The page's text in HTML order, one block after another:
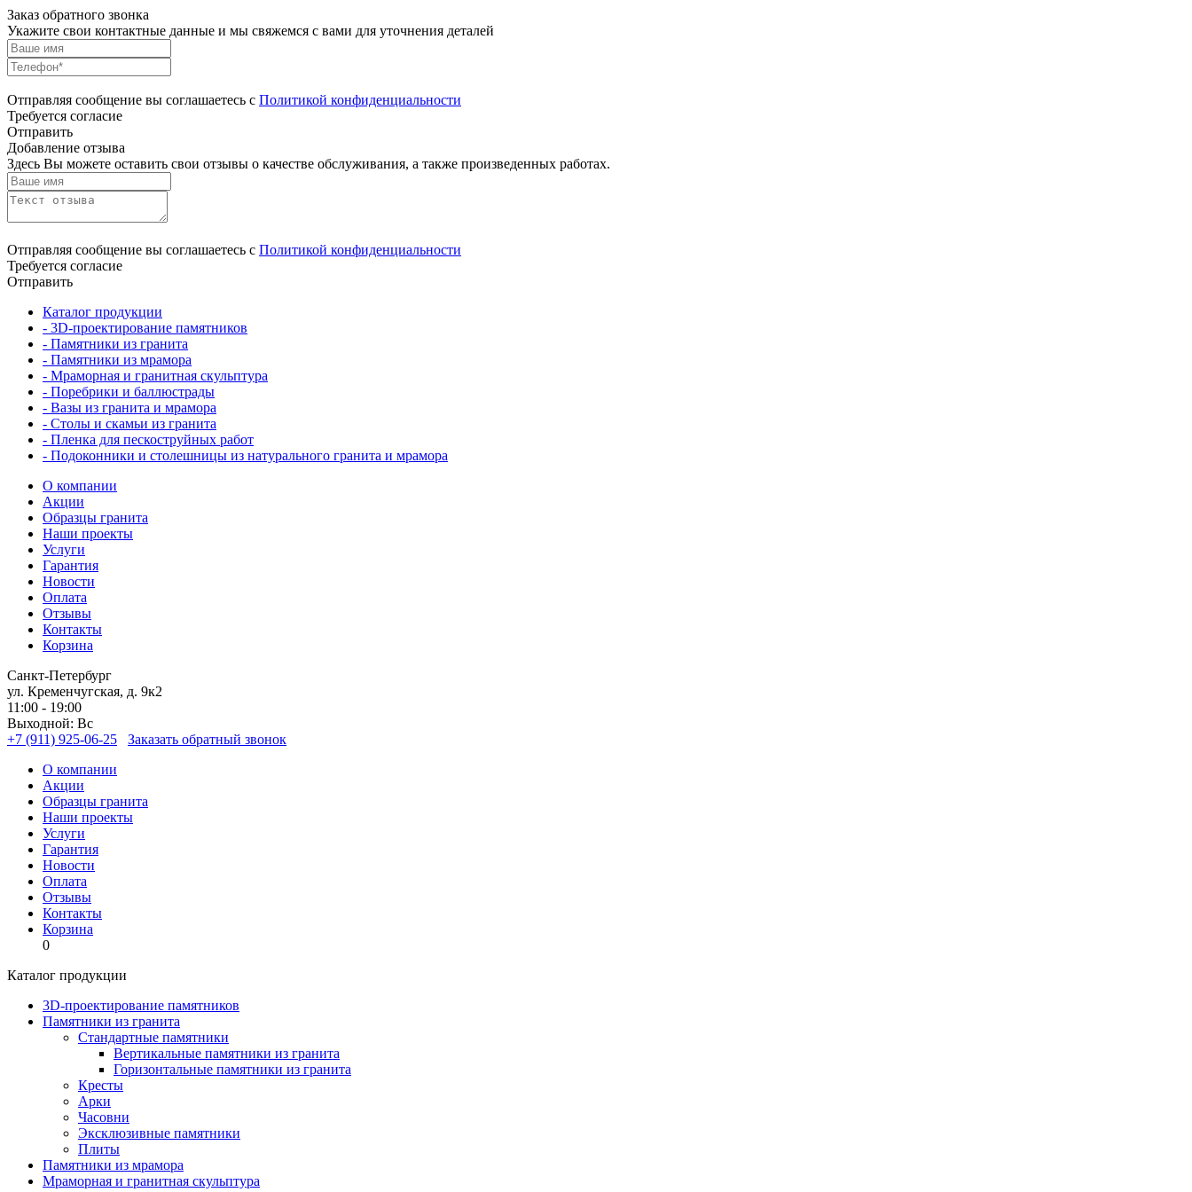
Заказ обратного звонка
Укажите свои контактные данные и мы свяжемся с вами для уточнения деталей
Отправляя сообщение вы соглашаетесь с Политикой конфиденциальности
Требуется согласие
Отправить
Добавление отзыва
Здесь Вы можете оставить свои отзывы о качестве обслуживания, а также произведенных работах.
Отправляя сообщение вы соглашаетесь с Политикой конфиденциальности
Требуется согласие
Отправить
Каталог продукции
- 3D-проектирование памятников
- Памятники из гранита
- Памятники из мрамора
- Мраморная и гранитная скульптура
- Поребрики и баллюстрады
- Вазы из гранита и мрамора
- Столы и скамьи из гранита
- Пленка для пескоструйных работ
- Подоконники и столешницы из натурального гранита и мрамора
О компании
Акции
Образцы гранита
Наши проекты
Услуги
Гарантия
Новости
Оплата
Отзывы
Контакты
Корзина
Санкт-Петербург
ул. Кременчугская, д. 9к2
11:00 - 19:00
Выходной: Вс
+7 (911) 925-06-25
Заказать обратный звонок
О компании
Акции
Образцы гранита
Наши проекты
Услуги
Гарантия
Новости
Оплата
Отзывы
Контакты
Корзина
0
Каталог продукции
3D-проектирование памятников
Памятники из гранита
Стандартные памятники
Вертикальные памятники из гранита
Горизонтальные памятники из гранита
Кресты
Арки
Часовни
Эксклюзивные памятники
Плиты
Памятники из мрамора
Мраморная и гранитная скульптура